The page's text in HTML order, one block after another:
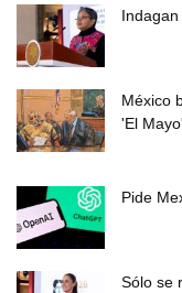
México
'El
Pide
Sólo se